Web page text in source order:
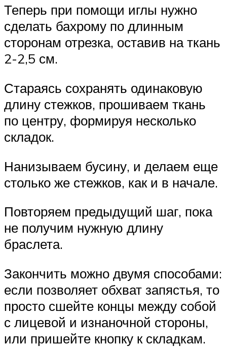
Теперь при помощи иглы нужно
сделать бахрому по длинным
сторонам отрезка, оставив на ткань
2-2,5 см.
Стараясь сохранять одинаковую
длину стежков, прошиваем ткань
по центру, формируя несколько
складок.
Нанизываем бусину, и делаем еще
столько же стежков, как и в начале.
Повторяем предыдущий шаг, пока
не получим нужную длину
браслета.
Закончить можно двумя способами:
если позволяет обхват запястья, то
просто сшейте концы между собой
с лицевой и изнаночной стороны,
или пришейте кнопку к складкам.